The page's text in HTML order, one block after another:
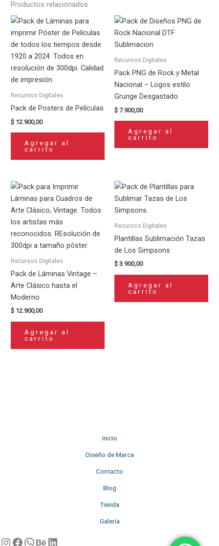
Productos relacionados
Recursos Digitales
Pack de Posters de Películas
$ 12.900,00
Agregar al
carrito
Recursos Digitales
Pack PNG de Rock y Metal
Nacional – Logos estilo
Grunge Desgastado
$ 7.900,00
Agregar al
carrito
Recursos Digitales
Pack de Láminas Vintage –
Arte Clásico hasta el
Moderno
$ 12.900,00
Agregar al
carrito
Recursos Digitales
Plantillas Sublimación Tazas
de Los Simpsons
$ 3.900,00
Agregar al
carrito
Inicio
Diseño de Marca
Contacto
Blog
Tienda
Galería
Instagram
Facebook
WhatsApp
Behance
LinkedIn